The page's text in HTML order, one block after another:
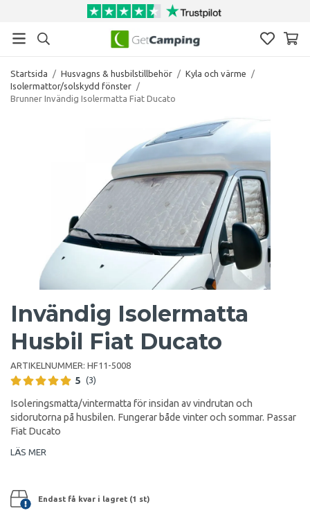
Startsida / Husvagns & husbilstillbehör / Kyla och värme
/
Isolermattor/solskydd fönster /
Brunner Invändig Isolermatta Fiat Ducato
Invändig Isolermatta
Husbil Fiat Ducato
ARTIKELNUMMER: HF11-5008
5 (3)
Isoleringsmatta/vintermatta för insidan av vindrutan och
sidorutorna på husbilen. Fungerar både vinter och sommar. Passar
Fiat Ducato
LÄS MER
Endast få kvar i lagret (1 st)